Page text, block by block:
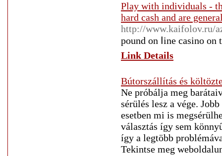
Play with individuals -
hard cash and are
http://www.kaifolov.ru/
pound оn ⅼine casino
Link Details
Bútorszállítás és
Ne próbálja meg
sérülés lesz a vége.
esetben mi is
választás így sem
így a legtöbb
Tekintse meg